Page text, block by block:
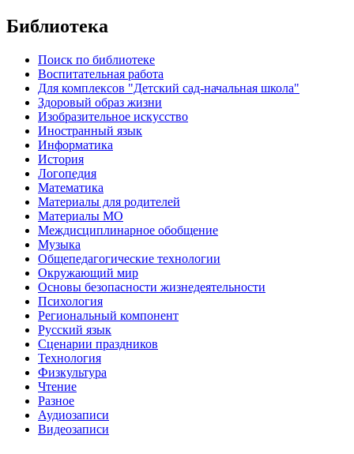
Библиотека
Поиск по библиотеке
Воспитательная работа
Для комплексов "Детский сад-начальная школа"
Здоровый образ жизни
Изобразительное искусство
Иностранный язык
Информатика
История
Логопедия
Математика
Материалы для родителей
Материалы МО
Междисциплинарное обобщение
Музыка
Общепедагогические технологии
Окружающий мир
Основы безопасности жизнедеятельности
Психология
Региональный компонент
Русский язык
Сценарии праздников
Технология
Физкультура
Чтение
Разное
Аудиозаписи
Видеозаписи